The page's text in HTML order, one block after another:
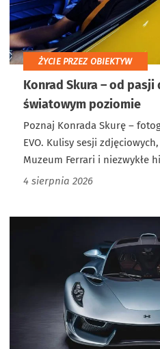
ŻYCIE PRZEZ OBIEKTYW
Konrad Skura – od
światowym poziomie
Poznaj Konrada Skurę –
EVO. Kulisy sesji
Muzeum Ferrari i niezwykłe
4 sierpnia 2026